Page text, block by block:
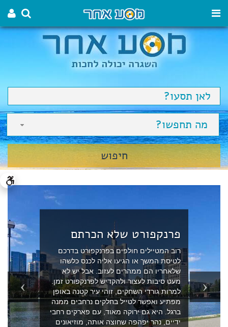
מה תחפשו?
פרנקפורט שלא הכרתם
רוב המטיילים חולפים בפרנקפורט בדרכם
לטיסת המשך או הגיעו אליה לכנס כלשהו
שלאחריו הם ממהרים לעזוב. אבל יש לא
מעט סיבות לעצור ולהקדיש לפרנקפורט זמן.
למרות גורדי השחקים, זוהי עיר קטנה באופן
מפתיע ואפשר לטייל בחלקים נרחבים ממנה
ברגל. היא גם ירוקה מאוד, עם פארקים רחבי
ידיים, נהר יפהפה שחוצה אותה, מוזיאונים
אחד